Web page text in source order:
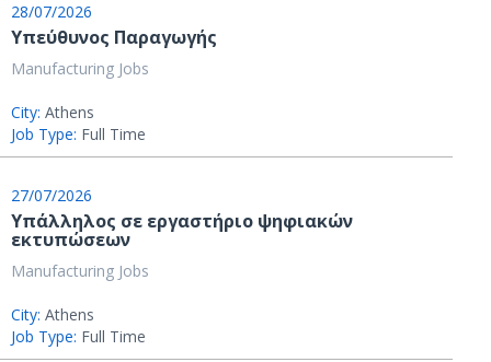
28/07/2026
Υπεύθυνος Παραγωγής
Manufacturing Jobs
City: Athens
Job Type: Full Time
27/07/2026
Υπάλληλος σε εργαστήριο ψηφιακών
εκτυπώσεων
Manufacturing Jobs
City: Athens
Job Type: Full Time